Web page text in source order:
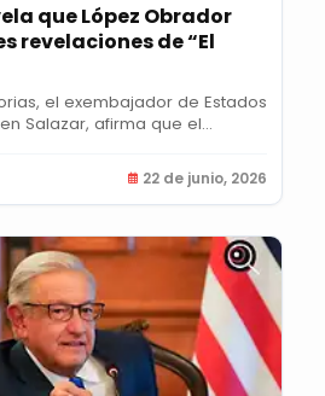
que López Obrador
revelaciones de “El
el exembajador de Estados
Salazar, afirma que el...
22 de junio, 2026